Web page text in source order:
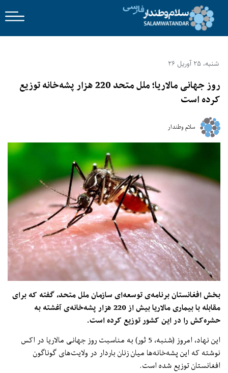
شنبه، 25 آوریل 26
روز جهانی مالاریا؛ ملل متحد 220 هزار پشه‌خانه توزیع
کرده است
سلام وطندار
بخش افغانستان برنامه‌ی توسعه‌ای سازمان ملل متحد، گفته که برای
مقابله با بیماری مالاریا بیش از 220 هزار پشه‌خانه‌ی آغشته به
حشره‌کش را در این کشور توزیع کرده است.
این نهاد، امروز (شنبه، 5 ثور) به مناسبت روز جهانی مالاریا در اکس
نوشته که این پشه‌خانه‌ها میان زنان‌ باردار در ولایت‌های گوناگون
افغانستان توزیع شده است.